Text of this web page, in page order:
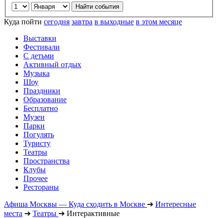
Куда пойти сегодня завтра в выходные в этом месяце
Выставки
Фестивали
С детьми
Активный отдых
Музыка
Шоу
Праздники
Образование
Бесплатно
Музеи
Парки
Погулять
Туристу
Театры
Пространства
Клубы
Прочее
Рестораны
Афиша Москвы — Куда сходить в Москве ➔ Интересные
места ➔ Театры ➔ Интерактивные